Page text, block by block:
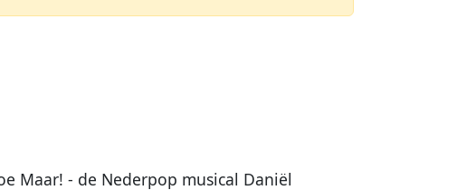
Maar! - de Nederpop musical Daniël